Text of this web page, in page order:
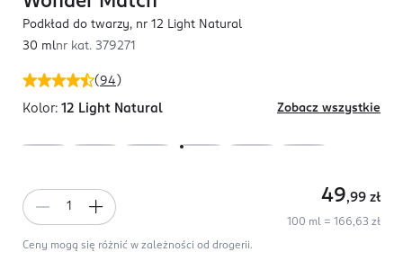
(94 )
Podkład do twarzy, nr 12 Light Natural
30 mlnr kat. 379271
Kolor: 12 Light Natural Zobacz wszystkie
49,99 zł
100 ml = 166,63 zł
Ceny mogą się różnić w zależności od drogerii.